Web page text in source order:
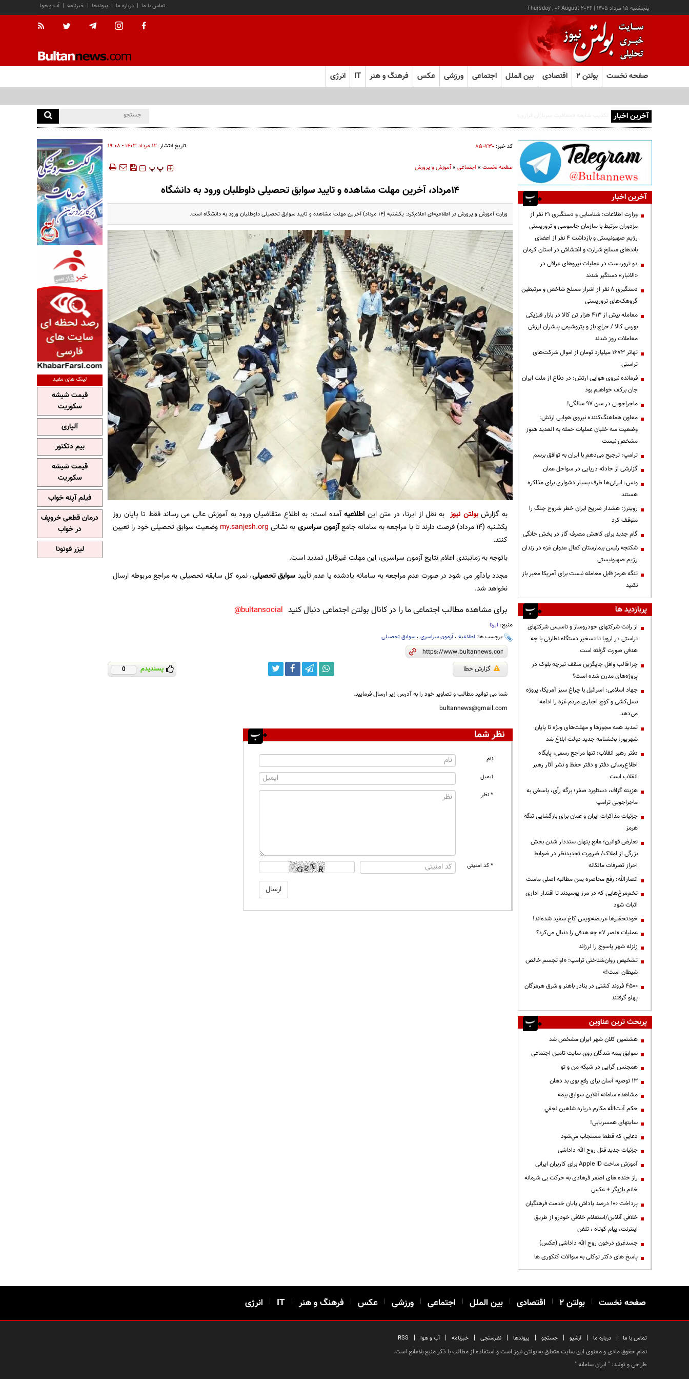
پنجشنبه ۱۵ مرداد ۱۴۰۵ |
Thursday , 06 August 2026 آب و هوا | خبرنامه | پیوندها | درباره ما | تماس با ما
صفحه نخست بولتن ۲ اقتصادی بین الملل اجتماعی ورزشی عکس فرهنگ و هنر IT انرژی
آخرین اخبار
کد خبر: ۸۵۰۷۳۰ تاریخ انتشار: ۱۲ مرداد ۱۴۰۳ - ۱۹:۰۸
صفحه نخست» اجتماعی»آموزش و پرورش ‍‍‍ پ پ
۱۴مرداد، آخرین مهلت مشاهده و تایید سوابق تحصیلی داوطلبان ورود به دانشگاه
وزارت آموزش و پرورش در اطلاعیه‌ای اعلام‌کرد: یکشنبه (۱۴ مرداد) آخرین مهلت مشاهده و تایید سوابق تحصیلی داوطلبان ورود به دانشگاه است.
به گزارشبولتن نیوزبه نقل از ایرنا، در متن این اطلاعیهآمده است: به اطلاع متقاضیان ورود به آموزش عالی می رساند فقط تا پایان روز
یکشنبه (۱۴ مرداد) فرصت دارند تا با مراجعه به سامانه جامع
آزمون سراسری به نشانی my.sanjesh.org وضعیت سوابق تحصیلی خود را تعیین
کنند.
باتوجه به زمانبندی اعلام نتایج آزمون سراسری، این مهلت غیرقابل تمدید است.
مجدد یادآور می شود در صورت عدم مراجعه به سامانه یادشده یا عدم تأیید سوابق تحصیلی، نمره کل سابقه تحصیلی به مراجع مربوطه ارسال
نخواهد شد.
برای مشاهده مطالب اجتماعی ما را در کانال بولتن اجتماعی دنبال کنید bultansocial@
منبع: ایرنا
برچسب ها: اطلاعیه،آزمون سراسری، سوابق تحصیلی
گزارش خطا پسندیدم 0
شما می توانید مطالب و تصاویر خود را به آدرس زیر ارسال فرمایید.
bultannews@gmail.com
نظر شما
نام
ایمیل
* نظر
* کد امنیتی
آخرین اخبار
وزارت اطلاعات: شناسایی و دستگیری ۲۱ نفر از
مزدوران مرتبط با سازمان جاسوسی و تروریستی
رژیم صهیونیستی و بازداشت ۴ نفر از اعضای
باندهای مسلح شرارت و اغتشاش در استان کرمان
دو تروریست در عملیات نیروهای عراقی در
«الانبار» دستگیر شدند
دستگیری ۸ نفر از اشرار مسلح شاخص و مرتبطین
گروهک‌های تروریستی
معامله بیش از ۴۱۳ هزار تن کالا در بازار فیزیکی
بورس کالا / حراج باز و پتروشیمی پیشران ارزش
معاملات روز شدند
تهاتر ۱۶۷۳ میلیارد تومان از اموال شرکت‌های
تراستی
فرمانده نیروی هوایی ارتش: در دفاع از ملت ایران
جان برکف خواهیم بود
ماجراجویی در سن ۹۷ سالگی!
معاون هماهنگ‌کننده نیروی هوایی ارتش:
وضعیت سه خلبان عملیات حمله به العدید هنوز
مشخص نیست
ترامپ: ترجیح می‌دهم با ایران به توافق برسم
گزارشی از حادثه دریایی در سواحل عمان
ونس: ایرانی‌ها طرف بسیار دشواری برای مذاکره
هستند
رویترز: هشدار صریح ایران خطر شروع جنگ را
متوقف کرد
گام جدید برای کاهش مصرف گاز در بخش خانگی
شکنجه رئیس بیمارستان کمال عدوان غزه در زندان
رژیم صهیونیستی
تنگه هرمز قابل معامله نیست برای آمریکا معبر باز
نکنید
پربازدید ها
از رانت‌ شرکتهای خودروساز و تاسیس شرکتهای
تراستی در اروپا تا تسخیر دستگاه نظارتی با چه
هدفی صورت گرفته است
چرا قالب وافل جایگزین سقف تیرچه بلوک در
پروژه‌های مدرن شده است؟
جهاد اسلامی: اسرائیل با چراغ سبز آمریکا، پروژه
نسل‌کشی و کوچ اجباری مردم غزه را ادامه
می‌دهد
تمدید همه مجوزها و مهلت‌های ویژه تا پایان
شهریور؛ بخشنامه جدید دولت ابلاغ شد
دفتر رهبر انقلاب: تنها مراجع رسمی، پایگاه
اطلاع‌رسانی دفتر و دفتر حفظ و نشر آثار رهبر
انقلاب است
هزینه گزاف، دستاورد صفر؛ برگه رأی، پاسخی به
ماجراجویی ترامپ
جزئیات مذاکرات ایران و عمان برای بازگشایی تنگه
هرمز
تعارض قوانین؛ مانع پنهان سنددار شدن بخش
بزرگی از املاک/ ضرورت تجدیدنظر در ضوابط
احراز تصرفات مالکانه
انصارالله: رفع محاصره یمن مطالبه اصلی ماست
تخم‌مرغ‌هایی که در مرز پوسیدند تا اقتدار اداری
اثبات شود
خودتحقیرها عریضه‌نویس کاخ سفید شده‌اند!
عملیات «نصر ۷» چه هدفی را دنبال می‌کرد؟
زلزله شهر یاسوج را لرزاند
تشخیص روان‌شناختی ترامپ: «او تجسم خالص
شیطان است!»
۴۵۰۰ فروند کشتی در بنادر باهنر و شرق هرمزگان
پهلو گرفتند
پربحث ترین عناوین
هشتمین کلان شهر ایران مشخص شد
سوابق بیمه شدگان روی سایت تامین اجتماعی
همجنس گرایی در شبکه من و تو
13 توصیه آسان برای رفع بوی بد دهان
مشاهده سامانه آنلاين سوابق بیمه
حكم آيت‌الله مكارم درباره شاهين نجفي
سایتهای همسریابی!
دعايي كه قطعا مستجاب مي‌شود
جزئیات جدید قتل روح الله داداشی
آموزش ساخت Apple ID برای کاربران ایرانی
راز خنده های اصغر فرهادی به حرکت بی شرمانه
خانم بازیگر + عکس
پرداخت ۱۰۰ درصد پاداش پایان خدمت فرهنگیان
خلافی آنلاین/استعلام خلافی خودرو از طریق
اینترنت، پیام کوتاه ، تلفن
جسدغرق درخون روح الله داداشی (عکس)
پاسخ های دکتر توکلی به سوالات کنکوری ها
لینک های مفید
قیمت شیشه
سکوریت
آلپاری
بیم دتکتور
قیمت شیشه
سکوریت
فیلم آپنه خواب
درمان قطعی خروپف
در خواب
لیزر فوتونا
صفحه نخست | بولتن ۲ | اقتصادی | بین الملل | اجتماعی | ورزشی | عکس | فرهنگ و هنر |
IT
| انرژی
تماس با ما | درباره ما | آرشیو | جستجو | پیوندها | نظرسنجی | خبرنامه | آب و هوا |
RSS
تمام حقوق مادی و معنوی این سایت متعلق به بولتن نیوز است و استفاده از مطالب با ذکر منبع بلامانع است.
طراحی و تولید: " ایران سامانه"